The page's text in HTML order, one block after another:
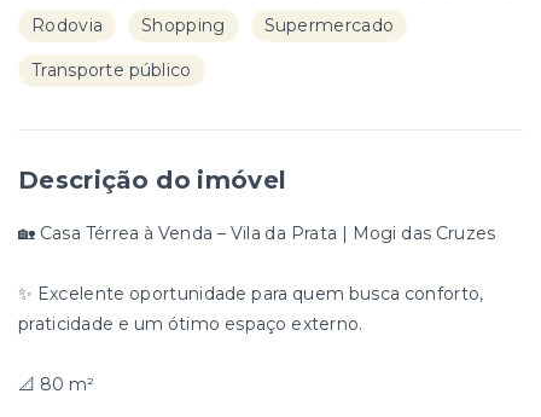
Rodovia Shopping Supermercado
Transporte público
Descrição do imóvel
🏡 Casa Térrea à Venda – Vila da Prata | Mogi das Cruzes
✨ Excelente oportunidade para quem busca conforto,
praticidade e um ótimo espaço externo.
📐 80 m²